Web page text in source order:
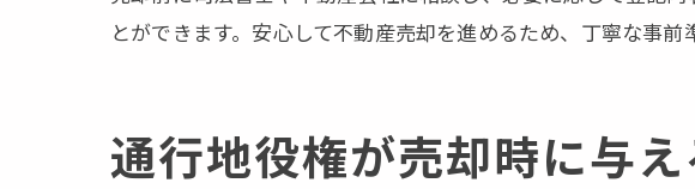
とができます。安心して不動産売却を進めるため、丁寧な事前
通行地役権が売却時に与